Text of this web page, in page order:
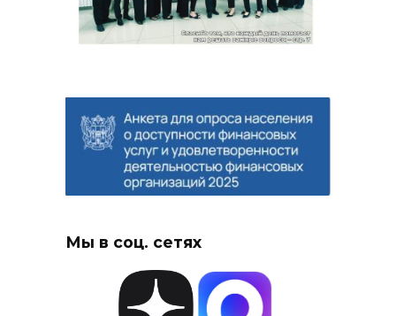
Мы в соц. сетях